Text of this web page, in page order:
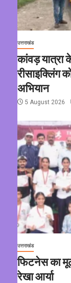
उत्तराखंड
कांवड़ यात्रा
रीसाइक्लिंग
अभियान
5 August 2026
उत्तराखंड
फिटनेस का
रेखा आर्या